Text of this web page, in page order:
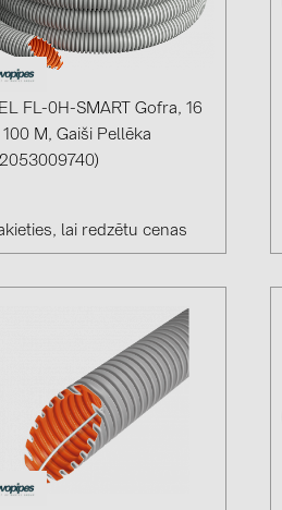
GoodWe (44)
JAsolar (6)
JINKO (1)
NOVOTEGRA (315)
PRYSMIAN DRAKA (18)
PYLONTECH (19)
QILOWATT (3)
SMA (1)
FL-0H-SMART Gofra, 16
M, Gaiši Pellēka
lai redzētu cenas